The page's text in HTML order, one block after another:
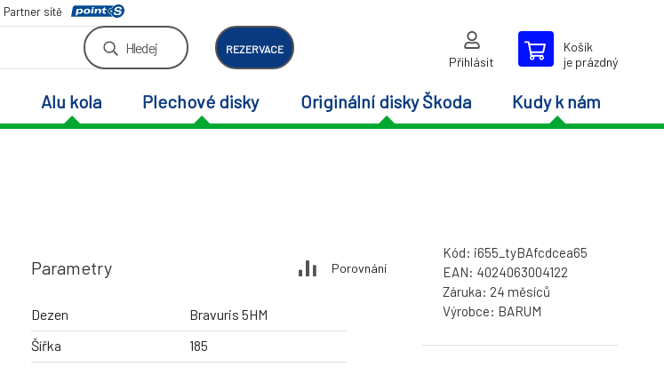
Partner sítě
Hledej REZERVACE
Přihlásit
Košík
je prázdný
Alu kola Plechové disky Originální disky Škoda Kudy k nám
Parametry Porovnání
Dezen
Bravuris 5HM
Šířka
185
Kód: i655_tyBAfcdcea65
EAN: 4024063004122
Záruka: 24 měsíců
Výrobce: BARUM